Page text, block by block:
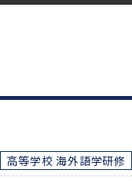
高等学校 海外語学研修